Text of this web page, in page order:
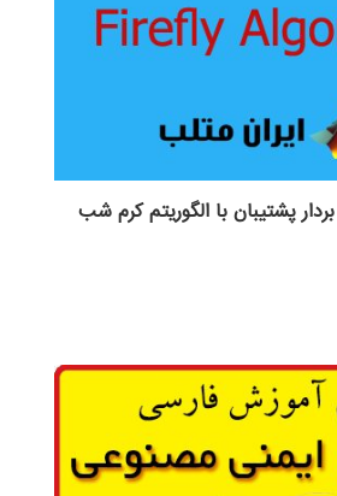
پشتیبان با الگوریتم کرم شب